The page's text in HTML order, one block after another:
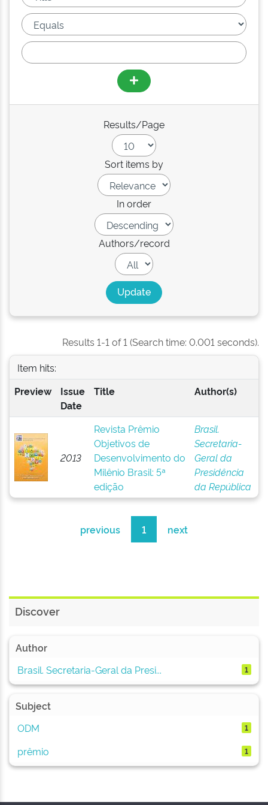
Results/Page
Sort items by
In order
Authors/record
Results 1-1 of 1 (Search time: 0.001 seconds).
Item hits:
Preview
Issue
Date
Title Author(s)
2013
Revista Prêmio
Objetivos de
Desenvolvimento do
Milênio Brasil: 5ª
edição
Brasil.
Secretaria-
Geral da
Presidência
da República
previous 1 next
Discover
Author
Brasil. Secretaria-Geral da Presi...
1
Subject
ODM
1
prêmio 1